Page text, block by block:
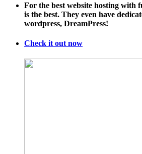
For the best website hosting with
is the best. They even have
wordpress, DreamPress!
Check it out now